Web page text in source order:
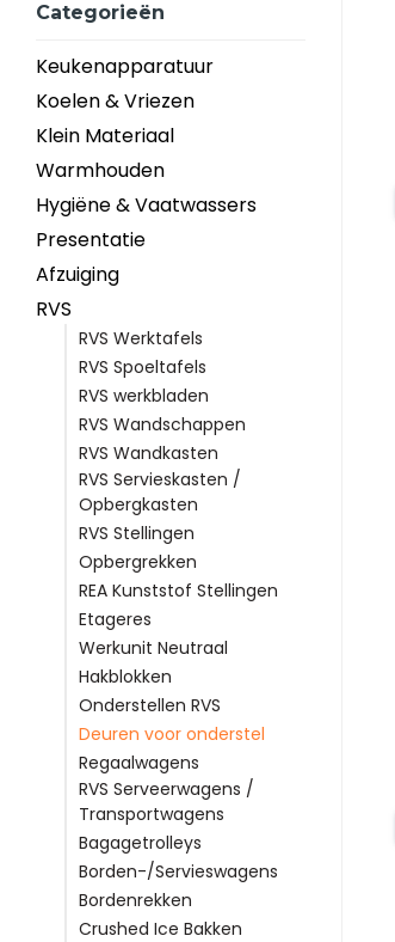
Categorieën
Keukenapparatuur
Koelen & Vriezen
Klein Materiaal
Warmhouden
Hygiëne & Vaatwassers
Presentatie
Afzuiging
RVS
RVS Werktafels
RVS Spoeltafels
RVS werkbladen
RVS Wandschappen
RVS Wandkasten
RVS Servieskasten /
Opbergkasten
RVS Stellingen
Opbergrekken
REA Kunststof Stellingen
Etageres
Werkunit Neutraal
Hakblokken
Onderstellen RVS
Deuren voor onderstel
Regaalwagens
RVS Serveerwagens /
Transportwagens
Bagagetrolleys
Borden-/Servieswagens
Bordenrekken
Crushed Ice Bakken